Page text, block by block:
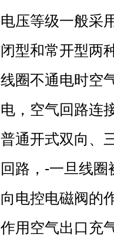
电压等级一般采
闭型和常开型两
线圈不通电时空
电，空气回路连
普通开式双向、
回路，-一旦线
向电控电磁阀的
作用空气出口充